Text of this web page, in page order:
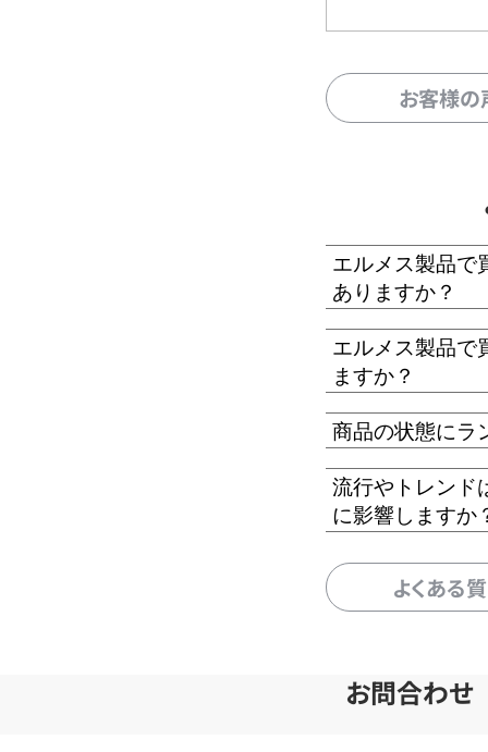
お客様
エルメス製品で
ありますか？
エルメス製品で
ますか？
商品の状態にラ
流行やトレンド
に影響しますか
よくある
お問合わせ